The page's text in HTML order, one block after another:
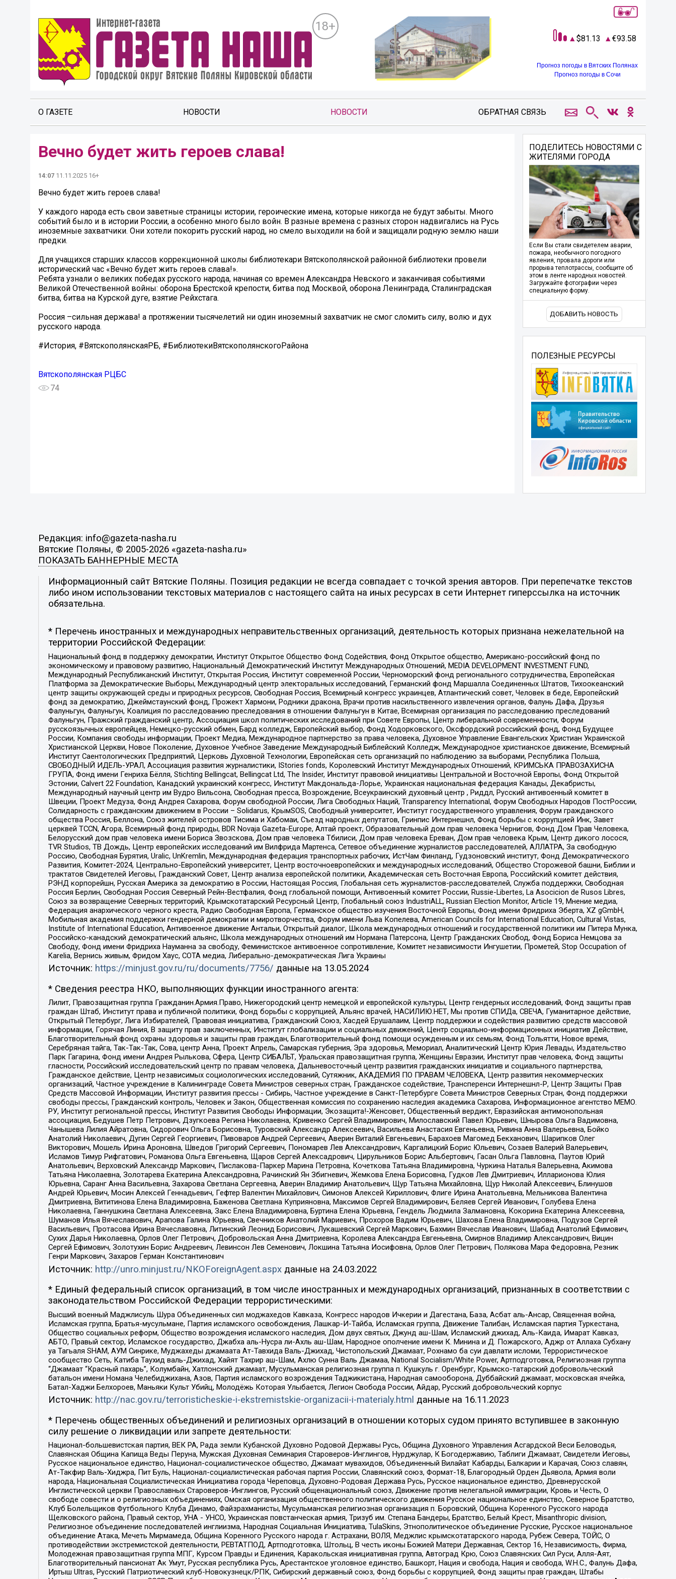
18+
81.13 93.58
Прогноз погоды в Вятских Полянах
Прогноз погоды в Сочи
О ГАЗЕТЕ НОВОСТИ НОВОСТИ ОБРАТНАЯ СВЯЗЬ
Вечно будет жить героев слава!
14:07 11.11.2025 16+
Вечно будет жить героев слава!
У каждого народа есть свои заветные страницы истории, героические имена, которые никогда не будут забыты. Много
событий было и в истории России, а особенно много было войн. В разные времена с разных сторон надвигались на Русь
иноземные захватчики. Они хотели покорить русский народ, но смело выходили на бой и защищали родную землю наши
предки.
Для учащихся старших классов коррекционной школы библиотекари Вятскополянской районной библиотеки провели
исторический час «Вечно будет жить героев слава!».
Ребята узнали о великих победах русского народа, начиная со времен Александра Невского и заканчивая событиями
Великой Отечественной войны: оборона Брестской крепости, битва под Москвой, оборона Ленинграда, Сталинградская
битва, битва на Курской дуге, взятие Рейхстага.
Россия –сильная держава! а протяжении тысячелетий ни один иноземный захватчик не смог сломить силу, волю и дух
русского народа.
#История, #ВятскополянскаяРБ, #БиблиотекиВятскополянскогоРайона
Вятскополянская РЦБС
74
ПОДЕЛИТЕСЬ НОВОСТЯМИ С
ЖИТЕЛЯМИ ГОРОДА
Если Вы стали свидетелем аварии,
пожара, необычного погодного
явления, провала дороги или
прорыва теплотрассы, сообщите об
этом в ленте народных новостей.
Загружайте фотографии через
специальную форму.
ДОБАВИТЬ НОВОСТЬ
ПОЛЕЗНЫЕ РЕСУРСЫ
Редакция: info@gazeta-nasha.ru
Вятские Поляны, © 2005-2026 «gazeta-nasha.ru»
ПОКАЗАТЬ БАННЕРНЫЕ МЕСТА
Информационный сайт Вятские Поляны. Позиция редакции не всегда совпадает с точкой зрения авторов. При перепечатке текстов
либо ином использовании текстовых материалов с настоящего сайта на иных ресурсах в сети Интернет гиперссылка на источник
обязательна.
* Перечень иностранных и международных неправительственных организаций, деятельность которых признана нежелательной на
территории Российской Федерации:
Национальный фонд в поддержку демократии, Институт Открытое Общество Фонд Содействия, Фонд Открытое общество, Американо-российский фонд по
экономическому и правовому развитию, Национальный Демократический Институт Международных Отношений, MEDIA DEVELOPMENT INVESTMENT FUND,
Международный Республиканский Институт, Открытая Россия, Институт современной России, Черноморский фонд регионального сотрудничества, Европейская
Платформа за Демократические Выборы, Международный центр электоральных исследований, Германский фонд Маршалла Соединенных Штатов, Тихоокеанский
центр защиты окружающей среды и природных ресурсов, Свободная Россия, Всемирный конгресс украинцев, Атлантический совет, Человек в беде, Европейский
фонд за демократию, Джеймстаунский фонд, Прожект Хармони, Родники дракона, Врачи против насильственного извлечения органов, Фалунь Дафа, Друзья
Фалуньгун, Фалуньгун, Коалиция по расследованию преследования в отношении Фалуньгун в Китае, Всемирная организация по расследованию преследований
Фалуньгун, Пражский гражданский центр, Ассоциация школ политических исследований при Совете Европы, Центр либеральной современности, Форум
русскоязычных европейцев, Немецко-русский обмен, Бард колледж, Европейский выбор, Фонд Ходорковского, Оксфордский российский фонд, Фонд Будущее
России, Компания свободы информации, Проект Медиа, Международное партнерство за права человека, Духовное Управление Евангельских Христиан Украинской
Христианской Церкви, Новое Поколение, Духовное Учебное Заведение Международный Библейский Колледж, Международное христианское движение, Всемирный
Институт Саентологических Предприятий, Церковь Духовной Технологии, Европейская сеть организаций по наблюдению за выборами, Республика Польша,
СВОБОДНЫЙ ИДЕЛЬ-УРАЛ, Ассоциация развития журналистики, IStories fonds, Королевский Институт Международных Отношений, КРИМСЬКА ПРАВОЗАХИСНА
ГРУПА, Фонд имени Генриха Бёлля, Stichting Bellingcat, Bellingcat Ltd, The Insider, Институт правовой инициативы Центральной и Восточной Европы, Фонд Открытой
Эстонии, Calvert 22 Foundation, Канадский украинский конгресс, Институт Макдональда-Лорье, Украинская национальная федерация Канады, Декабристы,
Международный научный центр им Вудро Вильсона, Свободная пресса, Возрождение, Всеукраинский духовный центр , Риддл, Русский антивоенный комитет в
Швеции, Проект Медуза, Фонд Андрея Сахарова, Форум свободной России, Лига Свободных Наций, Transparеncy International, Форум Свободных Народов ПостРоссии,
Солидарность с гражданским движением в России – Solidarus, КрымSOS, Свободный университет, Институт государственного управления, Форум гражданского
общества Россия, Беллона, Союз жителей островов Тисима и Хабомаи, Съезд народных депутатов, Гринпис Интернешнл, Фонд борьбы с коррупцией Инк, Завет
церквей TCCN, Агора, Всемирный фонд природы, BDR Novaja Gazeta-Europe, Алтай проект, Образовательный дом прав человека Чернигов, Фонд Дом Прав Человека,
Белорусский дом прав человека имени Бориса Звозскова, Дом прав человека Тбилиси, Дом прав человека Ереван, Дом прав человека Крым, Центр дикого лосося,
TVR Studios, ТВ Дождь, Центр европейских исследований им Вилфрида Мартенса, Сетевое объединение журналистов расследователей, АЛЛАТРА, За свободную
Россию, Свободная Бурятия, Uralic, UnKremlin, Международная федерация транспортных рабочих, ИстЧам Финланд, Гудзоновский институт, Фонд Демократического
Развития, Комитет-2024, Центрально-Европейский университет, Центр восточноевропейских и международных исследований, Общество Сторожевой башни, Библии и
трактатов Свидетелей Иеговы, Гражданский Совет, Центр анализа европейской политики, Академическая сеть Восточная Европа, Российский комитет действия,
РЭНД корпорейшн, Русская Америка за демократию в России, Настоящая Россия, Глобальная сеть журналистов-расследователей, Служба поддержки, Свободная
Россия Берлин, Свободная Россия Северный Рейн-Вестфалия, Фонд глобальной помощи, Антивоенный комитет России, Russie-Libertes, La Asocicion de Rusos Libres,
Союз за возвращение Северных территорий, Крымскотатарский Ресурсный Центр, Глобальный союз IndustriALL, Russian Election Monitor, Article 19, Мнение медиа,
Федерация анархического черного креста, Радио Свободная Европа, Германское общество изучения Восточной Европы, Фонд имени Фридриха Эберта, XZ gGmbH,
Мобильная академия поддержки гендерной демократии и миротворчества, Форум имени Льва Копелева, American Councils for International Education, Cultural Vistas,
Institute of International Education, Антивоенное движение Антальи, Открытый диалог, Школа международных отношений и государственной политики им Питера Мунка,
Российско-канадский демократический альянс, Школа международных отношений им Нормана Патерсона, Центр Гражданских Свобод, Фонд Бориса Немцова за
Свободу, Фонд имени Фридриха Науманна за свободу, Феминистское антивоенное сопротивление, Комитет независимости Ингушетии, Прометей, Stop Occupation of
Karelia, Вернись живым, Фридом Хаус, СОТА медиа, Либерально-демократическая Лига Украины
Источник: https://minjust.gov.ru/ru/documents/7756/ данные на 13.05.2024
* Сведения реестра НКО, выполняющих функции иностранного агента:
Лилит, Правозащитная группа Гражданин.Армия.Право, Нижегородский центр немецкой и европейской культуры, Центр гендерных исследований, Фонд защиты прав
граждан Штаб, Институт права и публичной политики, Фонд борьбы с коррупцией, Альянс врачей, НАСИЛИЮ.НЕТ, Мы против СПИДа, СВЕЧА, Гуманитарное действие,
Открытый Петербург, Лига Избирателей, Правовая инициатива, Гражданский Союз, Хасдей Ерушалаим, Центр поддержки и содействия развитию средств массовой
информации, Горячая Линия, В защиту прав заключенных, Институт глобализации и социальных движений, Центр социально-информационных инициатив Действие,
Благотворительный фонд охраны здоровья и защиты прав граждан, Благотворительный фонд помощи осужденным и их семьям, Фонд Тольятти, Новое время,
Серебряная тайга, Так-Так-Так, Сова, центр Анна, Проект Апрель, Самарская губерния, Эра здоровья, Мемориал, Аналитический Центр Юрия Левады, Издательство
Парк Гагарина, Фонд имени Андрея Рылькова, Сфера, Центр СИБАЛЬТ, Уральская правозащитная группа, Женщины Евразии, Институт прав человека, Фонд защиты
гласности, Российский исследовательский центр по правам человека, Дальневосточный центр развития гражданских инициатив и социального партнерства,
Гражданское действие, Центр независимых социологических исследований, Сутяжник, АКАДЕМИЯ ПО ПРАВАМ ЧЕЛОВЕКА, Центр развития некоммерческих
организаций, Частное учреждение в Калининграде Совета Министров северных стран, Гражданское содействие, Трансперенси Интернешнл-Р, Центр Защиты Прав
Средств Массовой Информации, Институт развития прессы - Сибирь, Частное учреждение в Санкт-Петербурге Совета Министров Северных Стран, Фонд поддержки
свободы прессы, Гражданский контроль, Человек и Закон, Общественная комиссия по сохранению наследия академика Сахарова, Информационное агентство МЕМО.
РУ, Институт региональной прессы, Институт Развития Свободы Информации, Экозащита!-Женсовет, Общественный вердикт, Евразийская антимонопольная
ассоциация, Бедушев Петр Петрович, Дзугкоева Регина Николаевна, Кривенко Сергей Владимирович, Милославский Павел Юрьевич, Шнырова Ольга Вадимовна,
Чанышева Лилия Айратовна, Сидорович Ольга Борисовна, Туровский Александр Алексеевич, Васильева Анастасия Евгеньевна, Ривина Анна Валерьевна, Бойко
Анатолий Николаевич, Дугин Сергей Георгиевич, Пивоваров Андрей Сергеевич, Аверин Виталий Евгеньевич, Барахоев Магомед Бекханович, Шарипков Олег
Викторович, Мошель Ирина Ароновна, Шведов Григорий Сергеевич, Пономарев Лев Александрович, Каргалицкий Борис Юльевич, Созаев Валерий Валерьевич,
Исламов Тимур Рифгатович, Романова Ольга Евгеньевна, Щаров Сергей Алексадрович, Цирульников Борис Альбертович, Гасан Ольга Павловна, Паутов Юрий
Анатольевич, Верховский Александр Маркович, Пислакова-Паркер Марина Петровна, Кочеткова Татьяна Владимировна, Чуркина Наталья Валерьевна, Акимова
Татьяна Николаевна, Золотарева Екатерина Александровна, Рачинский Ян Збигневич, Жемкова Елена Борисовна, Гудков Лев Дмитриевич, Илларионова Юлия
Юрьевна, Саранг Анна Васильевна, Захарова Светлана Сергеевна, Аверин Владимир Анатольевич, Щур Татьяна Михайловна, Щур Николай Алексеевич, Блинушов
Андрей Юрьевич, Мосин Алексей Геннадьевич, Гефтер Валентин Михайлович, Симонов Алексей Кириллович, Флиге Ирина Анатольевна, Мельникова Валентина
Дмитриевна, Вититинова Елена Владимировна, Баженова Светлана Куприяновна, Максимов Сергей Владимирович, Беляев Сергей Иванович, Голубева Елена
Николаевна, Ганнушкина Светлана Алексеевна, Закс Елена Владимировна, Буртина Елена Юрьевна, Гендель Людмила Залмановна, Кокорина Екатерина Алексеевна,
Шуманов Илья Вячеславович, Арапова Галина Юрьевна, Свечников Анатолий Мариевич, Прохоров Вадим Юрьевич, Шахова Елена Владимировна, Подузов Сергей
Васильевич, Протасова Ирина Вячеславовна, Литинский Леонид Борисович, Лукашевский Сергей Маркович, Бахмин Вячеслав Иванович, Шабад Анатолий Ефимович,
Сухих Дарья Николаевна, Орлов Олег Петрович, Добровольская Анна Дмитриевна, Королева Александра Евгеньевна, Смирнов Владимир Александрович, Вицин
Сергей Ефимович, Золотухин Борис Андреевич, Левинсон Лев Семенович, Локшина Татьяна Иосифовна, Орлов Олег Петрович, Полякова Мара Федоровна, Резник
Генри Маркович, Захаров Герман Константинович
Источник: http://unro.minjust.ru/NKOForeignAgent.aspxданные на 24.03.2022
* Единый федеральный список организаций, в том числе иностранных и международных организаций, признанных в соответствии с
законодательством Российской Федерации террористическими:
Высший военный Маджлисуль Шура Объединенных сил моджахедов Кавказа, Конгресс народов Ичкерии и Дагестана, База, Асбат аль-Ансар, Священная война,
Исламская группа, Братья-мусульмане, Партия исламского освобождения, Лашкар-И-Тайба, Исламская группа, Движение Талибан, Исламская партия Туркестана,
Общество социальных реформ, Общество возрождения исламского наследия, Дом двух святых, Джунд аш-Шам, Исламский джихад, Аль-Каида, Имарат Кавказ,
АБТО, Правый сектор, Исламское государство, Джабха аль-Нусра ли-Ахль аш-Шам, Народное ополчение имени К. Минина и Д. Пожарского, Аджр от Аллаха Субхану
уа Тагьаля SHAM, АУМ Синрике, Муджахеды джамаата Ат-Тавхида Валь-Джихад, Чистопольский Джамаат, Рохнамо ба суи давлати исломи, Террористическое
сообщество Сеть, Катиба Таухид валь-Джихад, Хайят Тахрир аш-Шам, Ахлю Сунна Валь Джамаа, National Socialism/White Power, Артподготовка, Религиозная группа
“Джамаат “Красный пахарь”, Колумбайн, Хатлонский джамаат, Мусульманская религиозная группа п. Кушкуль г. Оренбург, Крымско-татарский добровольческий
батальон имени Номана Челебиджихана, Азов, Партия исламского возрождения Таджикистана, Народная самооборона, Дуббайский джамаат, московская ячейка,
Батал-Хаджи Белхороев, Маньяки Культ Убийц, Молодёжь Которая Улыбается, Легион Свобода России, Айдар, Русский добровольческий корпус
Источник: http://nac.gov.ru/terroristicheskie-i-ekstremistskie-organizacii-i-materialy.html данные на 16.11.2023
* Перечень общественных объединений и религиозных организаций в отношении которых судом принято вступившее в законную
силу решение о ликвидации или запрете деятельности:
Национал-большевистская партия, ВЕК РА, Рада земли Кубанской Духовно Родовой Державы Русь, Община Духовного Управления Асгардской Веси Беловодья,
Славянская Община Капища Веды Перуна, Мужская Духовная Семинария Староверов-Инглингов, Нурджулар, К Богодержавию, Таблиги Джамаат, Свидетели Иеговы,
Русское национальное единство, Национал-социалистическое общество, Джамаат мувахидов, Объединенный Вилайат Кабарды, Балкарии и Карачая, Союз славян,
Ат-Такфир Валь-Хиджра, Пит Буль, Национал-социалистическая рабочая партия России, Славянский союз, Формат-18, Благородный Орден Дьявола, Армия воли
народа, Национальная Социалистическая Инициатива города Череповца, Духовно-Родовая Держава Русь, Русское национальное единство, Древнерусской
Инглистической церкви Православных Староверов-Инглингов, Русский общенациональный союз, Движение против нелегальной иммиграции, Кровь и Честь, О
свободе совести и о религиозных объединениях, Омская организация общественного политического движения Русское национальное единство, Северное Братство,
Клуб Болельщиков Футбольного Клуба Динамо, Файзрахманисты, Мусульманская религиозная организация п. Боровский, Община Коренного Русского народа
Щелковского района, Правый сектор, УНА - УНСО, Украинская повстанческая армия, Тризуб им. Степана Бандеры, Братство, Белый Крест, Misanthropic division,
Религиозное объединение последователей инглиизма, Народная Социальная Инициатива, TulaSkins, Этнополитическое объединение Русские, Русское национальное
объединение Атака, Мечеть Мирмамеда, Община Коренного Русского народа г. Астрахани, ВОЛЯ, Меджлис крымскотатарского народа, Рубеж Севера, ТОЙС, О
противодействии экстремистской деятельности, РЕВТАТПОД, Артподготовка, Штольц, В честь иконы Божией Матери Державная, Сектор 16, Независимость, Фирма,
Молодежная правозащитная группа МПГ, Курсом Правды и Единения, Каракольская инициативная группа, Автоград Крю, Союз Славянских Сил Руси, Алля-Аят,
Благотворительный пансионат Ак Умут, Русская республика Русь, Арестантское уголовное единство, Башкорт, Нация и свобода, Нация и свобода, W.H.С., Фалунь Дафа,
Иртыш Ultras, Русский Патриотический клуб-Новокузнецк/РПК, Сибирский державный союз, Фонд борьбы с коррупцией, Фонд защиты прав граждан, Штабы